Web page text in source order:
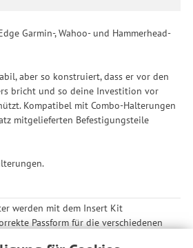
Garmin-, Wahoo- und Hammerhead-
aber so konstruiert, dass er vor den
bricht und so deine Investition vor
Kompatibel mit Combo-Halterungen
mitgelieferten Befestigungsteile
werden mit dem Insert Kit
Passform für die verschiedenen